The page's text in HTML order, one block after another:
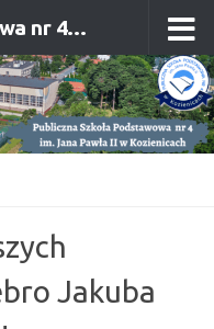
Publiczna Szkoła Podstawowa nr 4 im. Jana Pawła II w Kozienicach
Jakuba